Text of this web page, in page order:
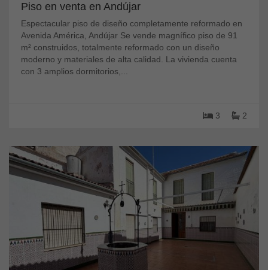
Piso en venta en Andújar
Espectacular piso de diseño completamente reformado en
Avenida América, Andújar Se vende magnífico piso de 91
m² construidos, totalmente reformado con un diseño
moderno y materiales de alta calidad. La vivienda cuenta
con 3 amplios dormitorios,...
3 2